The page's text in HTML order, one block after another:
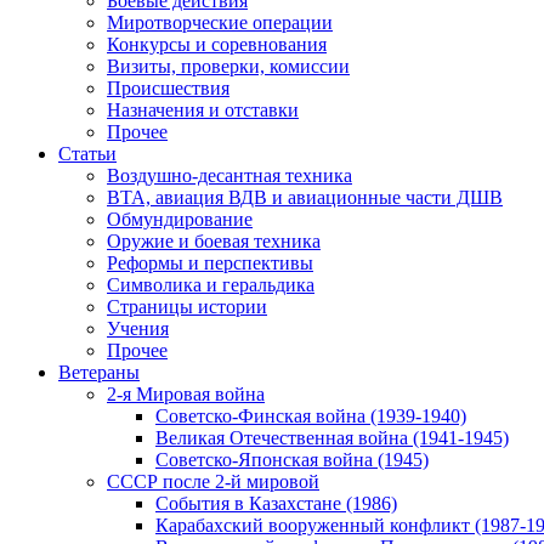
Миротворческие операции
Конкурсы и соревнования
Визиты, проверки, комиссии
Происшествия
Назначения и отставки
Прочее
Статьи
Воздушно-десантная техника
ВТА, авиация ВДВ и авиационные части ДШВ
Обмундирование
Оружие и боевая техника
Реформы и перспективы
Символика и геральдика
Страницы истории
Учения
Прочее
Ветераны
2-я Мировая война
Советско-Финская война (1939-1940)
Великая Отечественная война (1941-1945)
Советско-Японская война (1945)
СССР после 2-й мировой
События в Казахстане (1986)
Карабахский вооруженный конфликт (1987-